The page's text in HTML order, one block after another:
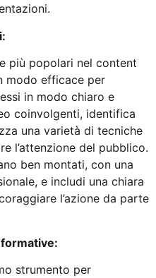
più popolari nel content
modo efficace per
in modo chiaro e
coinvolgenti, identifica
una varietà di tecniche
l’attenzione del pubblico.
ben montati, con una
e includi una chiara
l’azione da parte
strumento per